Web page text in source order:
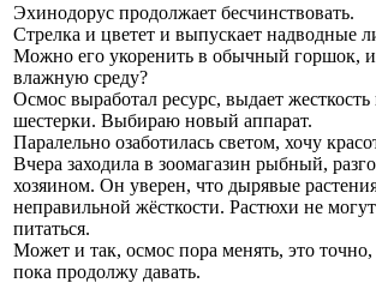
Эхинодорус продолжает бесчинствовать.
Стрелка и цветет и выпускает надводные
Можно его укоренить в обычный горшок,
влажную среду?
Осмос выработал ресурс, выдает
шестерки. Выбираю новый аппарат.
Паралельно озаботилась светом, хочу
Вчера заходила в зоомагазин рыбный,
хозяином. Он уверен, что дырявые растения
неправильной жёсткости. Растюхи не
питаться.
Может и так, осмос пора менять, это
пока продолжу давать.